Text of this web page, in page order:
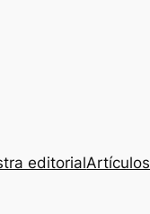
editorialArtículos